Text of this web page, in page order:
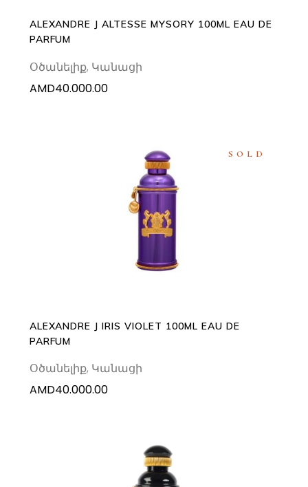
ALEXANDRE J ALTESSE MYSORY 100ML EAU DE
PARFUM
Օծանելիք, Կանացի
AMD40.000.00
SOLD
READ MORE
ALEXANDRE J IRIS VIOLET 100ML EAU DE
PARFUM
Օծանելիք, Կանացի
AMD40.000.00